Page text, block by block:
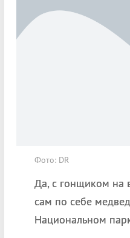
Фото: DR
Да, с гонщиком на
сам по себе
Национальном